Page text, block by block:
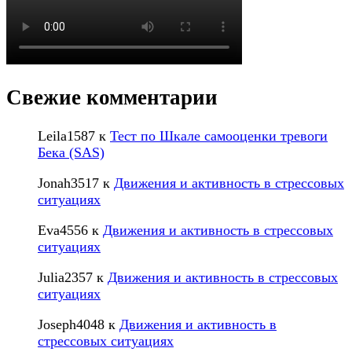
Свежие комментарии
Leila1587 к Тест по Шкале самооценки тревоги
Бека (SAS)
Jonah3517 к Движения и активность в стрессовых
ситуациях
Eva4556 к Движения и активность в стрессовых
ситуациях
Julia2357 к Движения и активность в стрессовых
ситуациях
Joseph4048 к Движения и активность в
стрессовых ситуациях